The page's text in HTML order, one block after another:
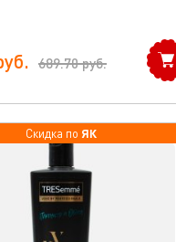
689.70руб.
Скидка по ЯК